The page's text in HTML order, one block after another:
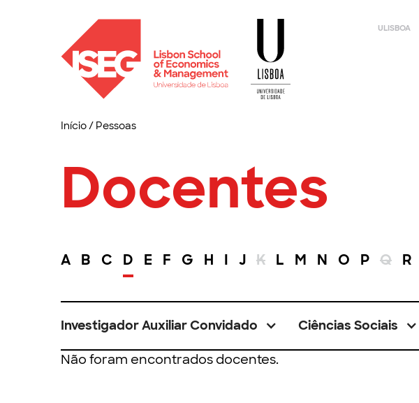
ULISBOA
Início/ Pessoas
Docentes
A B C D E F G H I J K L M N O P Q R
Investigador Auxiliar Convidado Ciências Sociais
Não foram encontrados docentes.